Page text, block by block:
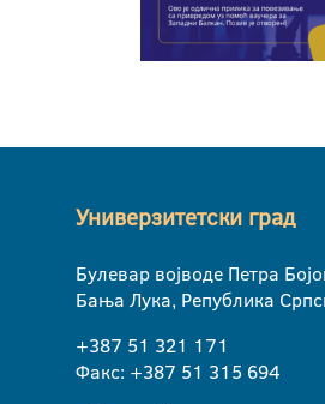
Универзитетски град
Булевар војводе Петра
Бања Лука, Република
+387 51 321 171
Факс: +387 51 315 694